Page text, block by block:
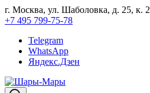
г. Москва, ул. Шаболовка, д. 25, к. 2
+7 495 799-75-78
Telegram
WhatsApp
Яндекс.Дзен